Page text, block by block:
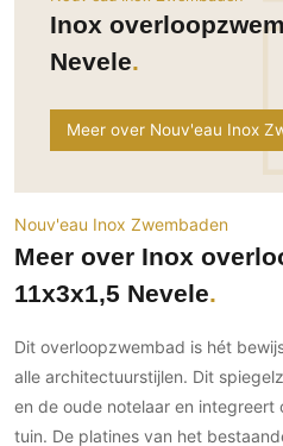
Woondecoratie
Inrichting
Roomdividers
Bedden
Verlichting
Haarden
Glas
Trappen
Keuken
Glazen wandsystemen
Vouwwanden
Overig
Autolift
Tuinmeubelen
Tuinverlichting
Omheining
Hekwerken en poorten
Zwembad en zwemvijver
Vloer
Buitenvloeren
Houten buitenvloeren
Kinderkamer
Serre/Veranda
Thuisbioscoop
Toilet
Wellness
Werkkamer
Wijnkelder
Woonkamer
Buitenkijken
Bijgebouw / Poolhouse
Terrasoverkapping
Inox
Nevele
Meer over Nouv'eau Inox
Nouv'eau Inox Zwembaden
Meer over Inox
11x3x1,5 Nevele
Dit overloopzwembad is hét
alle architectuurstijlen. Dit
en de oude notelaar en integreert
tuin. De platines van het